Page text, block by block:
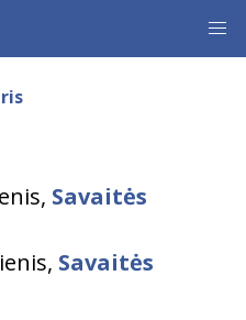
Savaitės
Savaitės